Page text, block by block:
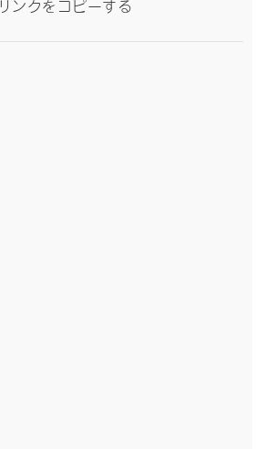
リンクをコピーする